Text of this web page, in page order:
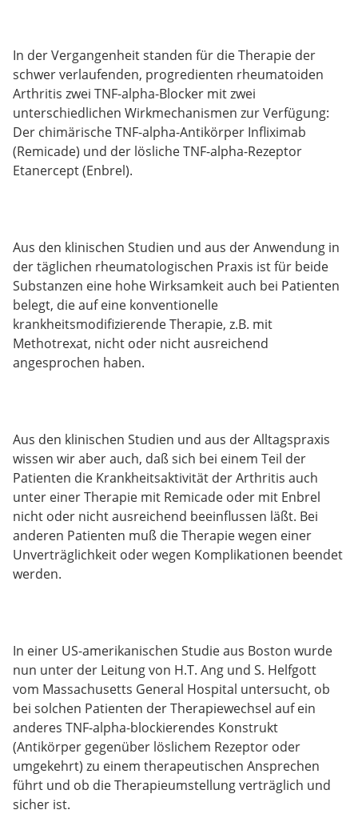
In der Vergangenheit standen für die Therapie der
schwer verlaufenden, progredienten rheumatoiden
Arthritis zwei TNF-alpha-Blocker mit zwei
unterschiedlichen Wirkmechanismen zur Verfügung:
Der chimärische TNF-alpha-Antikörper Infliximab
(Remicade) und der lösliche TNF-alpha-Rezeptor
Etanercept (Enbrel).
Aus den klinischen Studien und aus der Anwendung in
der täglichen rheumatologischen Praxis ist für beide
Substanzen eine hohe Wirksamkeit auch bei Patienten
belegt, die auf eine konventionelle
krankheitsmodifizierende Therapie, z.B. mit
Methotrexat, nicht oder nicht ausreichend
angesprochen haben.
Aus den klinischen Studien und aus der Alltagspraxis
wissen wir aber auch, daß sich bei einem Teil der
Patienten die Krankheitsaktivität der Arthritis auch
unter einer Therapie mit Remicade oder mit Enbrel
nicht oder nicht ausreichend beeinflussen läßt. Bei
anderen Patienten muß die Therapie wegen einer
Unverträglichkeit oder wegen Komplikationen beendet
werden.
In einer US-amerikanischen Studie aus Boston wurde
nun unter der Leitung von H.T. Ang und S. Helfgott
vom Massachusetts General Hospital untersucht, ob
bei solchen Patienten der Therapiewechsel auf ein
anderes TNF-alpha-blockierendes Konstrukt
(Antikörper gegenüber löslichem Rezeptor oder
umgekehrt) zu einem therapeutischen Ansprechen
führt und ob die Therapieumstellung verträglich und
sicher ist.